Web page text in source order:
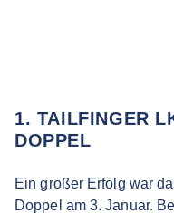
1. TAILFINGER
DOPPEL
Ein großer Erfolg war
Doppel am 3. Januar.